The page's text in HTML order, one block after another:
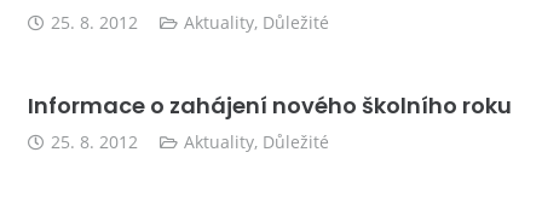
25. 8. 2012 Aktuality, Důležité
Informace o zahájení nového školního roku
25. 8. 2012 Aktuality, Důležité